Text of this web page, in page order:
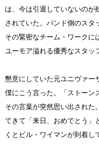
は、今は引退していないのが
されていた。バンド側のスタ
その緊密なチーム・ワークに
ユーモア溢れる優秀なスタッ
懇意にしていた元ユニヴァー
僕にこう言った。「ストーン
その言葉が突然思い出された
てきて「来日、おめでとう」
くとビル・ワイマンが到着